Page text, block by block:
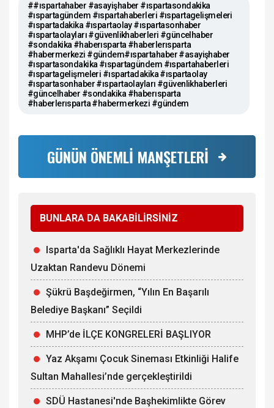
##ıspartahaber #asayişhaber #ıspartasondakika
#ıspartagündem #ıspartahaberleri #ıspartagelişmeleri
#ıspartadakika #ıspartaolay #ıspartasonhaber
#ıspartaolayları #güvenlikhaberleri #güncelhaber
#sondakika #haberısparta #haberlerısparta
#habermerkezi #gündem#ıspartahaber #asayişhaber
#ıspartasondakika #ıspartagündem #ıspartahaberleri
#ıspartagelişmeleri #ıspartadakika #ıspartaolay
#ıspartasonhaber #ıspartaolayları #güvenlikhaberleri
#güncelhaber #sondakika #haberısparta
#haberlerısparta #habermerkezi #gündem
GÜNÜN ÖNEMLİ MANŞETLERİ
BUNLARA DA BAKABİLİRSİNİZ
Isparta'da Sağlıklı Hayat Merkezlerinde
Uzaktan Randevu Dönemi
Şükrü Başdeğirmen, “Yılın En Başarılı
Belediye Başkanı” Seçildi
MHP’de İLÇE KONGRELERİ BAŞLIYOR
Yaz Akşamı Çocuk Sineması Etkinliği Halife
Sultan Mahallesi’nde gerçekleştirildi
SDÜ Hastanesi'nde Başhekimlikte Görev